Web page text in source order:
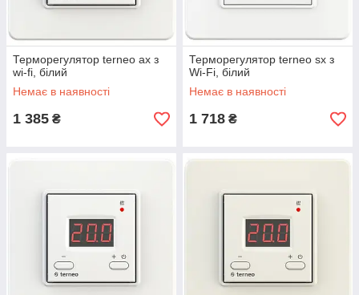
Терморегулятор terneo ax з
wi-fi, білий
Немає в наявності
1 385 ₴
Терморегулятор terneo sx з
Wi-Fi, білий
Немає в наявності
1 718 ₴